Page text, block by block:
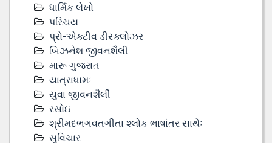
ધાર્મિક લેખો
પરિચય
પ્રો-એક્ટીવ ડીસ્‍ક્લોઝર
બિઝનેશ જીવનશૈલી
મારૂ ગુજરાત
યાત્રાધામઃ
યુવા જીવનશૈલી
રસોઇ
શ્રીમદભગવતગીતા શ્લોક ભાષાંતર સાથેઃ
સુવિચાર